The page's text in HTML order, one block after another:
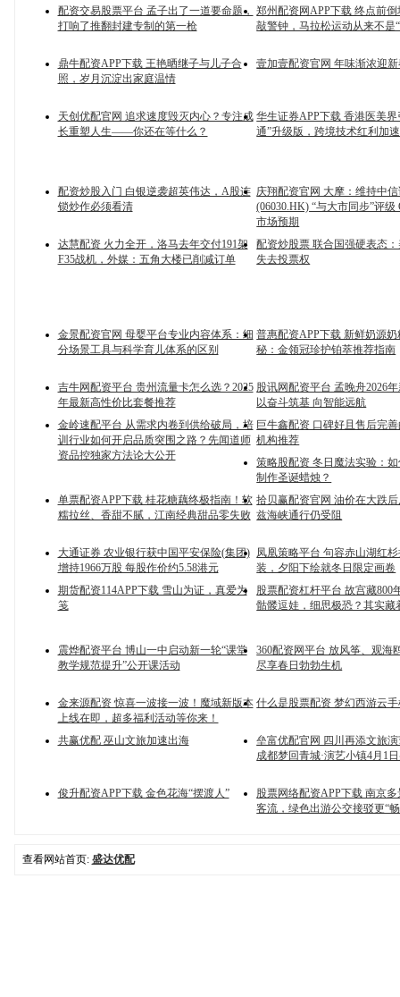
配资交易股票平台 孟子出了一道要命题，
打响了推翻封建专制的第一枪
郑州配资网APP下载 终点前
敲警钟，马拉松运动从来不是
鼎牛配资APP下载 王艳晒继子与儿子合
照，岁月沉淀出家庭温情
壹加壹配资官网 年味渐浓迎新
天创优配官网 追求速度毁灭内心？专注成
长重塑人生——你还在等什么？
华生证券APP下载 香港医美界
通”升级版，跨境技术红利加
配资炒股入门 白银逆袭超英伟达，A股连
锁炒作必须看清
庆翔配资官网 大摩：维持中
(06030.HK) “与大市同步”评级
市场预期
达慧配资 火力全开，洛马去年交付191架
F35战机，外媒：五角大楼已削减订单
配资炒股票 联合国强硬表态
失去投票权
金景配资官网 母婴平台专业内容体系：细
分场景工具与科学育儿体系的区别
普惠配资APP下载 新鲜奶源
秘：金领冠珍护铂萃推荐指南
吉牛网配资平台 贵州流量卡怎么选？2025
年最新高性价比套餐推荐
股讯网配资平台 孟晚舟2026
以奋斗筑基 向智能远航
金岭速配平台 从需求内卷到供给破局，培
训行业如何开启品质突围之路？先闻道师
资品控独家方法论大公开
巨牛鑫配资 口碑好且售后完
机构推荐
策略股配资 冬日魔法实验：
制作圣诞蜡烛？
单票配资APP下载 桂花糖藕终极指南！软
糯拉丝、香甜不腻，江南经典甜品零失败
拾贝赢配资官网 油价在大跌
兹海峡通行仍受阻
大通证券 农业银行获中国平安保险(集团)
增持1966万股 每股作价约5.58港元
凤凰策略平台 句容赤山湖红杉
装，夕阳下绘就冬日限定画卷
期货配资114APP下载 雪山为证，真爱为
笺
股票配资杠杆平台 故宫藏800
骷髅逗娃，细思极恐？其实藏
震烨配资平台 博山一中启动新一轮“课堂
教学规范提升”公开课活动
360配资网平台 放风筝、观海
尽享春日勃勃生机
金来源配资 惊喜一波接一波！魔域新版本
上线在即，超多福利活动等你来！
什么是股票配资 梦幻西游云
共赢优配 巫山文旅加速出海
垒富优配官网 四川再添文旅
成都梦回青城·演艺小镇4月1
俊升配资APP下载 金色花海“摆渡人”
股票网络配资APP下载 南京
客流，绿色出游公交接驳更“
查看网站首页: 盛达优配